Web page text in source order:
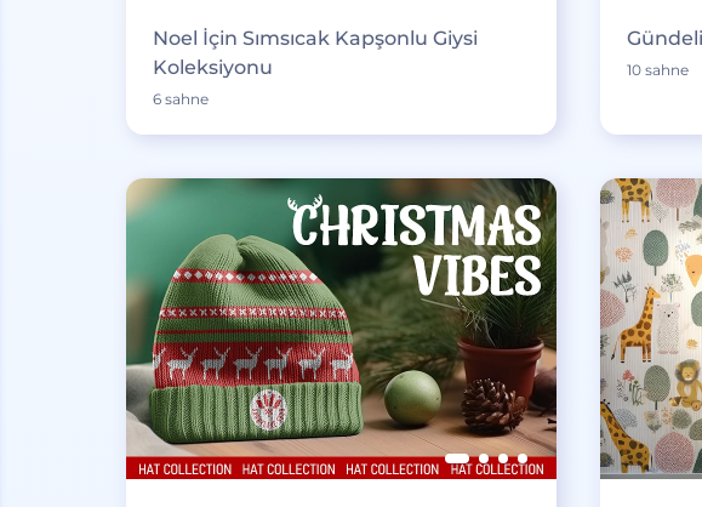
Noel İçin Sımsıcak Kapşonlu Giysi
Koleksiyonu
6 sahne
10 sahne